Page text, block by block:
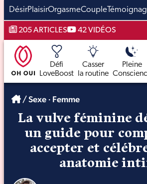
Aller
au
contenu
DésirPlaisirOrgasmeCouple
205 ARTICLES 42 VIDÉOS
Défi
LoveBoost
Casser
la routine
Pleine
/Sexe · Femme
La vulve féminine
un guide pour
accepter et
anatomie